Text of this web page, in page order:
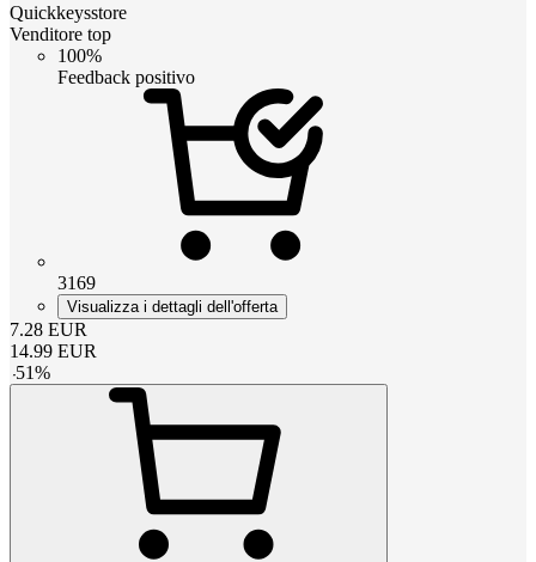
Quickkeysstore
Venditore top
100%
Feedback positivo
3169
Visualizza i dettagli dell'offerta
7.28 EUR
14.99 EUR
-51%